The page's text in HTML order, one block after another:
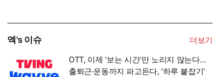
엑's 이슈
더보기
OTT, 이제 '보는 시간'만 노리지 않는다…
출퇴근·운동까지 파고든다, '하루 붙잡기'